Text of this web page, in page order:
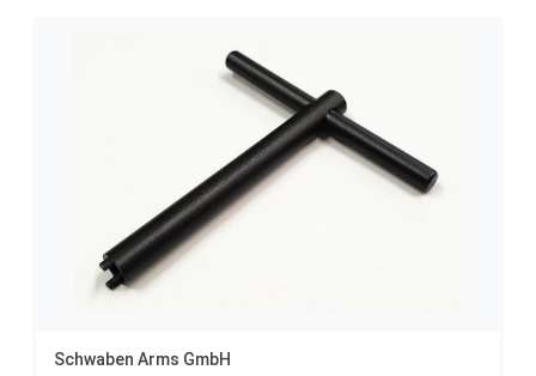
Schwaben Arms GmbH